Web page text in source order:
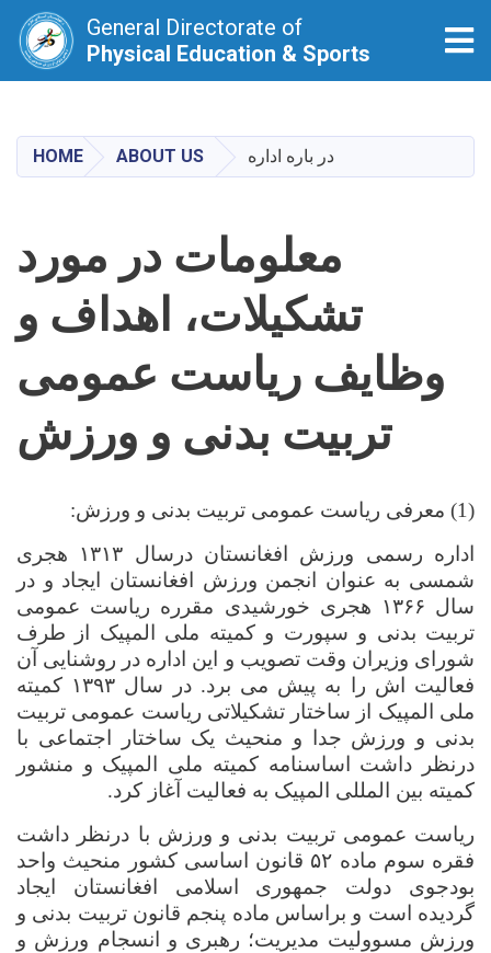
main
content
General Directorate of
Physical Education & Sports
HOME ABOUT US در باره اداره
معلومات در مورد
تشکیلات، اهداف و
وظایف ریاست عمومی
تربیت بدنی و ورزش
(1)
معرفی ریاست عمومی تربیت بدنی و ورزش:
اداره رسمی ورزش افغانستان درسال ۱۳۱۳ ھجری
شمسی به عنوان انجمن ورزش افغانستان ایجاد و در
سال ۱۳۶۶ ھجری خورشیدی مقرره ریاست عمومی
تربیت بدنی و سپورت و کمیته ملی المپیک از طرف
شورای وزیران وقت تصویب و این اداره در روشنایی آن
فعالیت اش را به پیش می برد. در سال ۱۳۹۳ کمیته
ملی المپیک از ساختار تشکیلاتی ریاست عمومی تربیت
بدنی و ورزش جدا و منحیث یک ساختار اجتماعی با
درنظر داشت اساسنامه کمیته ملی المپیک و منشور
کمیته بین المللی المپیک به فعالیت آغاز کرد.
ریاست عمومی تربیت بدنی و ورزش با درنظر داشت
فقره سوم ماده ۵۲ قانون اساسی کشور منحیث واحد
بودجوی دولت جمهوری اسلامی افغانستان ایجاد
گردیده است و براساس ماده پنجم قانون تربیت بدنی و
ورزش مسوولیت مدیریت؛ رهبری و انسجام ورزش و